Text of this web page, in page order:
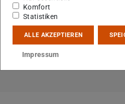
Sprechzeiten
Nach Vereinbarung per E-Mail:
Telefon unter 06151-16 26817
Komfort
Statistiken
ALLE AKZEPTIEREN
Impressum